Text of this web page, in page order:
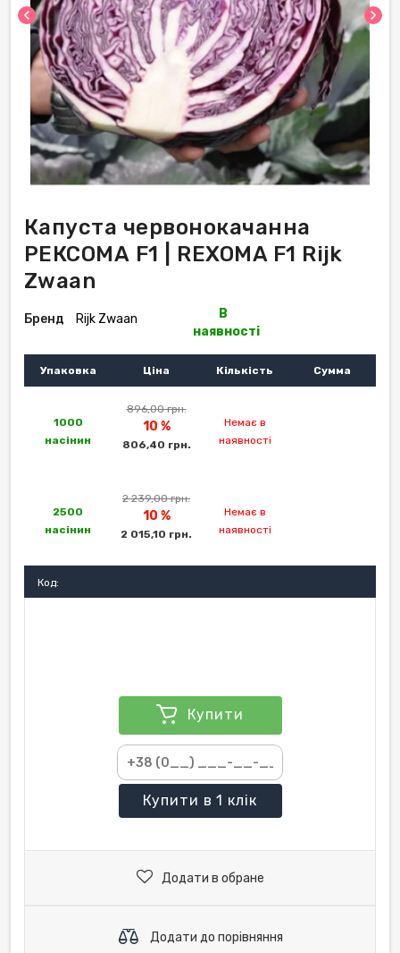
chevron_left chevron_right
Капуста червонокачанна
РЕКСОМА F1 | REXOMA F1 Rijk
Zwaan
Бренд Rijk Zwaan
В
наявності
Упаковка Ціна Кількість Сумма
1000
насінин
896,00 грн.
10 %
806,40 грн.
Немає в
наявності
2500
насінин
2 239,00 грн.
10 %
2 015,10 грн.
Немає в
наявності
Код:
Купити
Купити в 1 клік
Додати в обране
Додати до порівняння